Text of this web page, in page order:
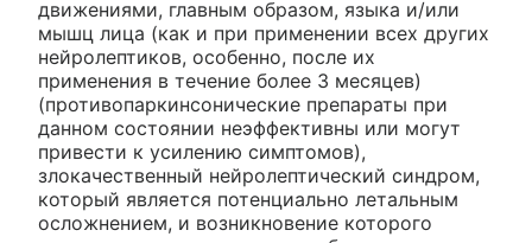
движениями, главным образом, языка и/или
мышц лица (как и при применении всех других
нейролептиков, особенно, после их
применения в течение более 3 месяцев)
(противопаркинсонические препараты при
данном состоянии неэффективны или могут
привести к усилению симптомов),
злокачественный нейролептический синдром,
который является потенциально летальным
осложнением, и возникновение которого